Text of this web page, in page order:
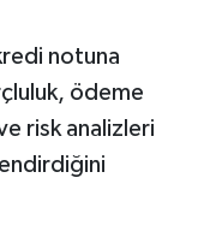
notuna
ödeme
risk analizleri